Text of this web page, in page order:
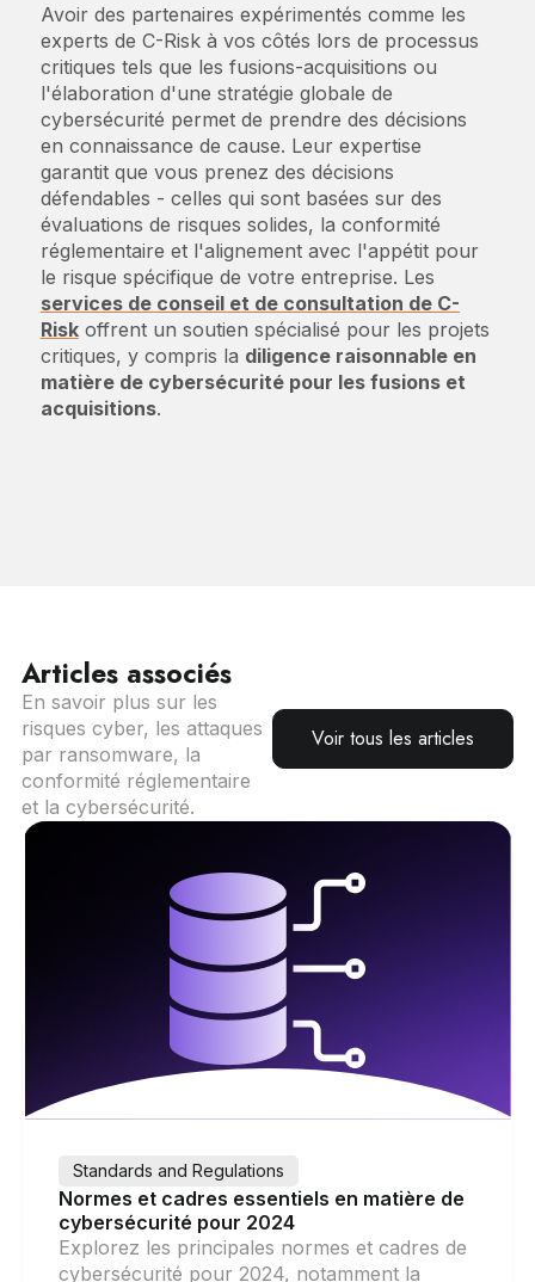
Avoir des partenaires expérimentés comme les
experts de C-Risk à vos côtés lors de processus
critiques tels que les fusions-acquisitions ou
l'élaboration d'une stratégie globale de
cybersécurité permet de prendre des décisions
en connaissance de cause. Leur expertise
garantit que vous prenez des décisions
défendables - celles qui sont basées sur des
évaluations de risques solides, la conformité
réglementaire et l'alignement avec l'appétit pour
le risque spécifique de votre entreprise. Les
services de conseil et de consultation de C-
Riskoffrent un soutien spécialisé pour les projets
critiques, y compris la diligence raisonnable en
matière de cybersécurité pour les fusions et
acquisitions.
Articles associés
En savoir plus sur les
risques cyber, les attaques
par ransomware, la
conformité réglementaire
et la cybersécurité.
Voir tous les articles
Standards and Regulations
Normes et cadres essentiels en matière de
cybersécurité pour 2024
Explorez les principales normes et cadres de
cybersécurité pour 2024, notamment la